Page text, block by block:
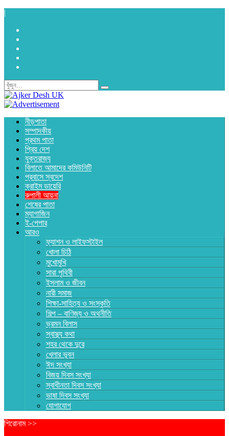
|
নীড়পাতা
সম্পাদকীয়
প্রথম পাতা
প্রিয় দেশ
যুক্তরাজ্য
বিলাতে আমাদের কমিউনিটি
প্রবাসে স্বদেশ
ক্রাইম ডায়েরি
রুপালী আয়না
শেষের পাতা
ম্যাগাজিন
ই-পেপার
আরও
ফ্যাশন ও লাইফস্টাইল
খোলা চিঠি
মুখোমুখি
সারা পৃথিবী
ইসলাম ও জীবন
নারী সমাজ
শিক্ষা-সাহিত্য ও সংস্কৃতি
শিল্প – বাণিজ্য ও অথনীতি
ভ্রমন বিলাস
স্বাস্থ্য কথা
শহর থেকে দুরে
খেলার ভূবন
ঈদ সংখ্যা
বিজয় দিবস সংখ্যা
স্বাধীনতা দিবস সংখ্যা
ভাষা দিবস সংখ্যা
যোগাযোগ
শিরোনাম >>